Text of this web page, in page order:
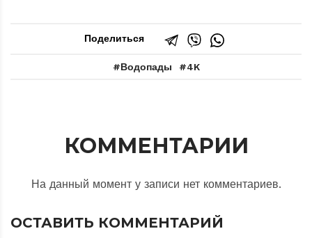
Поделиться
Водопады 4K
КОММЕНТАРИИ
На данный момент у записи нет комментариев.
ОСТАВИТЬ КОММЕНТАРИЙ